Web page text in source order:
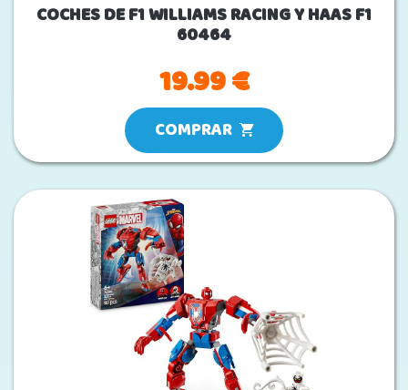
COCHES DE F1 WILLIAMS RACING Y HAAS F1
60464
19.99 €
COMPRAR